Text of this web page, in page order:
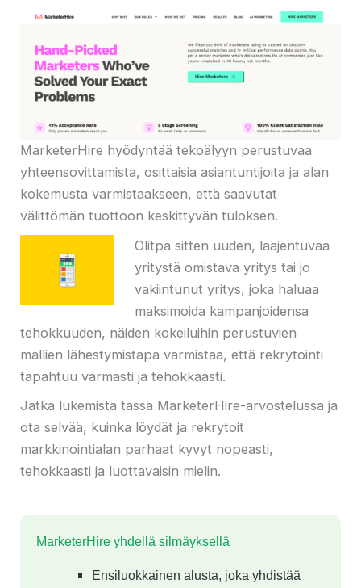
MarketerHire hyödyntää tekoälyyn perustuvaa
yhteensovittamista, osittaisia ​​asiantuntijoita ja alan
kokemusta varmistaakseen, että saavutat
välittömän tuottoon keskittyvän tuloksen.
Olitpa sitten uuden, laajentuvaa
yritystä omistava yritys tai jo
vakiintunut yritys, joka haluaa
maksimoida kampanjoidensa
tehokkuuden, näiden kokeiluihin perustuvien
mallien lähestymistapa varmistaa, että rekrytointi
tapahtuu varmasti ja tehokkaasti.
Jatka lukemista tässä MarketerHire-arvostelussa ja
ota selvää, kuinka löydät ja rekrytoit
markkinointialan parhaat kyvyt nopeasti,
tehokkaasti ja luottavaisin mielin.
MarketerHire yhdellä silmäyksellä
Ensiluokkainen alusta, joka yhdistää